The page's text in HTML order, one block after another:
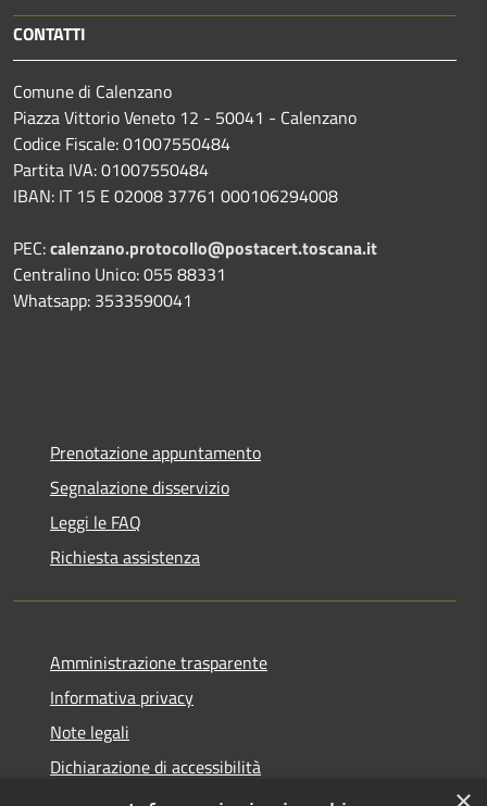
CONTATTI
Comune di Calenzano
Piazza Vittorio Veneto 12 - 50041 - Calenzano
Codice Fiscale: 01007550484
Partita IVA: 01007550484
IBAN: IT 15 E 02008 37761 000106294008
PEC:calenzano.protocollo@postacert.toscana.it
Centralino Unico: 055 88331
Whatsapp: 3533590041
Prenotazione appuntamento
Segnalazione disservizio
Leggi le FAQ
Richiesta assistenza
Amministrazione trasparente
Informativa privacy
Note legali
Dichiarazione di accessibilità